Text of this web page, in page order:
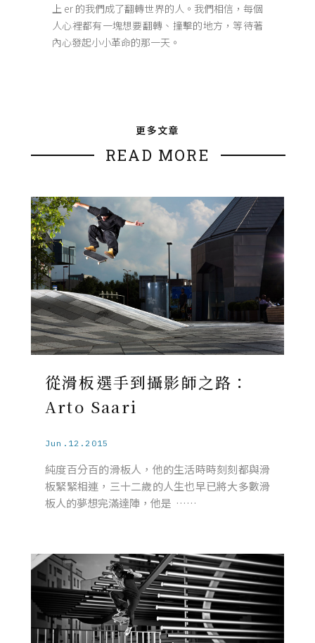
上 er 的我們成了翻轉世界的人。我們相信，每個
人心裡都有一塊想要翻轉、撞擊的地方，等待著
內心發起小小革命的那一天。
更多文章
READ MORE
從滑板選手到攝影師之路：
Arto Saari
Jun.12.2015
純度百分百的滑板人，他的生活時時刻刻都與滑
板緊緊相連，三十二歲的人生也早已將大多數滑
板人的夢想完滿達陣，他是 ……